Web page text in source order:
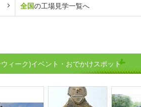
全国の工場見学一覧へ
ィーク)イベント・おでかけスポット